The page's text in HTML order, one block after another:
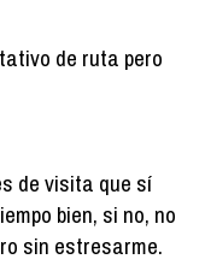
de ruta pero
de visita que sí
bien, si no, no
sin estresarme.